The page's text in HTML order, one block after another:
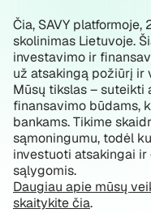
Čia, SAVY
skolinimas Lietuvoje.
investavimo ir
už atsakingą požiūrį ir
Mūsų tikslas –
finansavimo būdams,
bankams. Tikime
sąmoningumu, todėl
investuoti atsakingai
sąlygomis.
Daugiau apie mūsų
skaitykite čia.